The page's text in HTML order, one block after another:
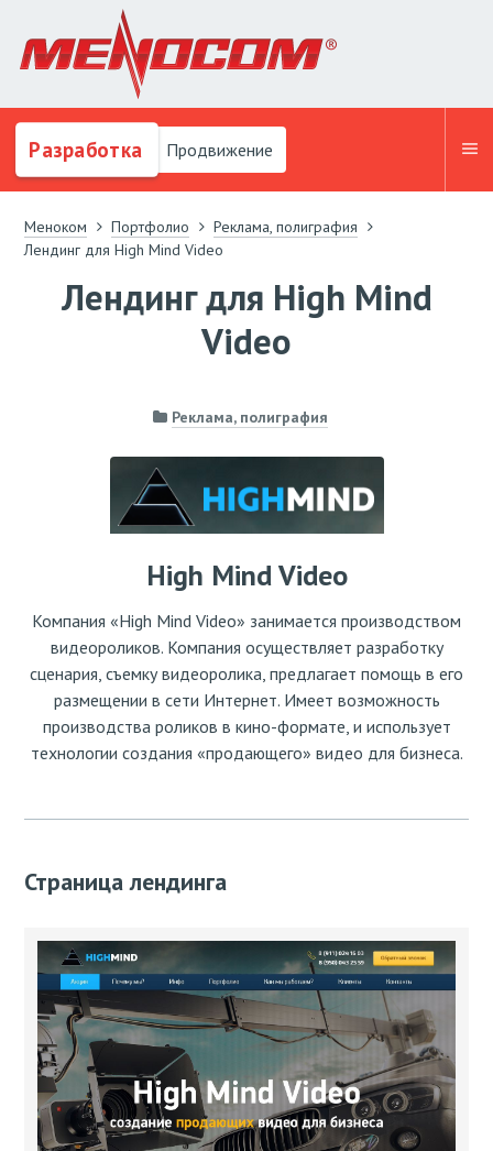
Разработка Продвижение
Меноком Портфолио
Реклама, полиграфия
Лендинг для High Mind Video
Лендинг для High Mind
Video
Реклама, полиграфия
High Mind Video
Компания «High Mind Video» занимается производством
видеороликов. Компания осуществляет разработку
сценария, съемку видеоролика, предлагает помощь в его
размещении в сети Интернет. Имеет возможность
производства роликов в кино-формате, и использует
технологии создания «продающего» видео для бизнеса.
Страница лендинга